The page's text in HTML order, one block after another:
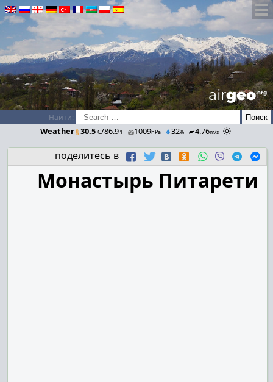
airGEO.oRg
Найти:
Weather 30.5ºC/86.9ºF 1009hPa 32% 4.76m/s
поделитесь в
Монастырь Питарети